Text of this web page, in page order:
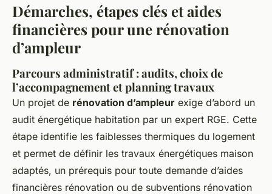
Démarches, étapes clés et aides
financières pour une rénovation
d’ampleur
Parcours administratif : audits, choix de
l’accompagnement et planning travaux
Un projet de rénovation d’ampleur exige d’abord un
audit énergétique habitation par un expert RGE. Cette
étape identifie les faiblesses thermiques du logement
et permet de définir les travaux énergétiques maison
adaptés, un prérequis pour toute demande d’aides
financières rénovation ou de subventions rénovation